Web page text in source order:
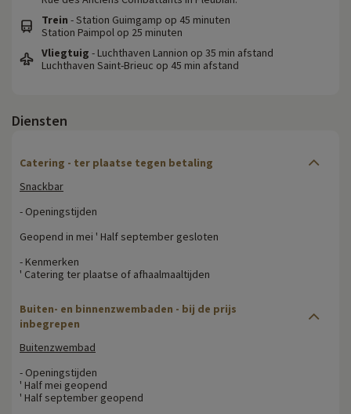
Trein - Station Guimgamp op 45 minuten
Station Paimpol op 25 minuten
Vliegtuig - Luchthaven Lannion op 35 min afstand
Luchthaven Saint-Brieuc op 45 min afstand
Diensten
Catering - ter plaatse tegen betaling
Snackbar
- Openingstijden
Geopend in mei ' Half september gesloten
- Kenmerken
' Catering ter plaatse of afhaalmaaltijden
Buiten- en binnenzwembaden - bij de prijs
inbegrepen
Buitenzwembad
- Openingstijden
' Half mei geopend
' Half september geopend